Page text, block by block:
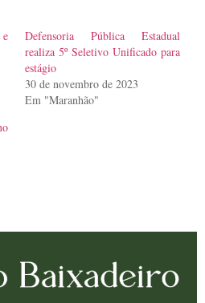
Defensoria Pública Estadual
realiza 5º Seletivo Unificado para
estágio
30 de novembro de 2023
Em "Maranhão"